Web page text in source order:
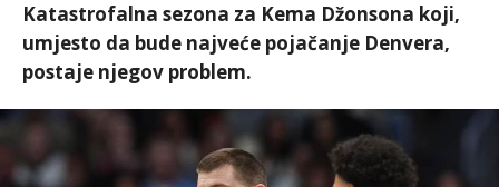
Katastrofalna sezona za Kema Džonsona koji,
umjesto da bude najveće pojačanje Denvera,
postaje njegov problem.